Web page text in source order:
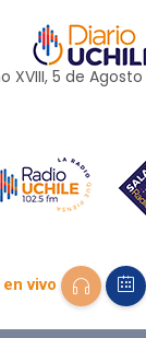
XVIII, 5 de Agosto
vivo